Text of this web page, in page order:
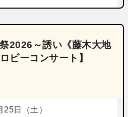
2026～誘い《藤木大地
ビーコンサート】
25日（土）